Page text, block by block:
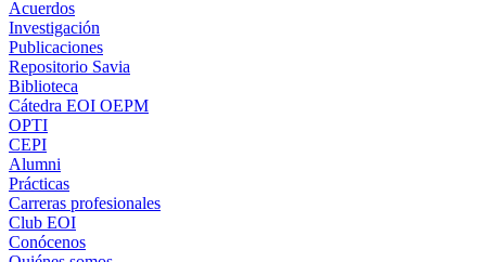
Acuerdos
Investigación
Publicaciones
Repositorio Savia
Biblioteca
Cátedra EOI OEPM
OPTI
CEPI
Alumni
Prácticas
Carreras profesionales
Club EOI
Conócenos